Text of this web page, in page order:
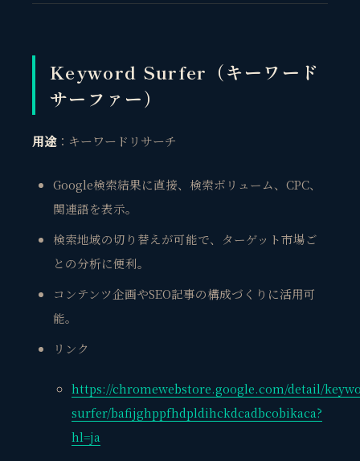
Keyword Surfer（キーワード
サーファー）
用途：キーワードリサーチ
Google検索結果に直接、検索ボリューム、CPC、
関連語を表示。
検索地域の切り替えが可能で、ターゲット市場ご
との分析に便利。
コンテンツ企画やSEO記事の構成づくりに活用可
能。
リンク
https://chromewebstore.google.com/detail/
surfer/bafijghppfhdpldihckdcadbcobikaca?
hl=ja